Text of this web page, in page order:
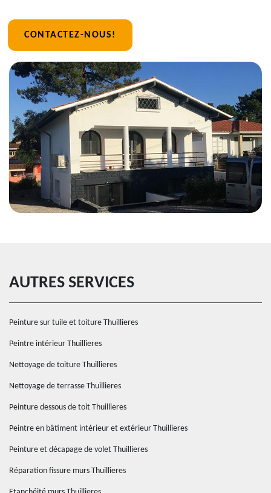
CONTACTEZ-NOUS!
AUTRES SERVICES
Peinture sur tuile et toiture Thuillieres
Peintre intérieur Thuillieres
Nettoyage de toiture Thuillieres
Nettoyage de terrasse Thuillieres
Peinture dessous de toit Thuillieres
Peintre en bâtiment intérieur et extérieur Thuillieres
Peinture et décapage de volet Thuillieres
Réparation fissure murs Thuillieres